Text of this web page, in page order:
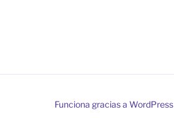
Funciona gracias a WordPress